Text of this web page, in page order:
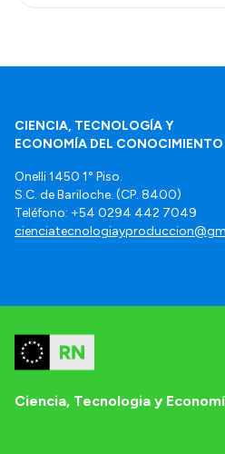
CIENCIA, TECNOLOGÍA Y
ECONOMÍA DEL CONOCIMIENTO
Onelli 1450 1° Piso.
S.C. de Bariloche. (CP. 8400)
Teléfono: +54 0294 442 7049
Ciencia, Tecnologia y